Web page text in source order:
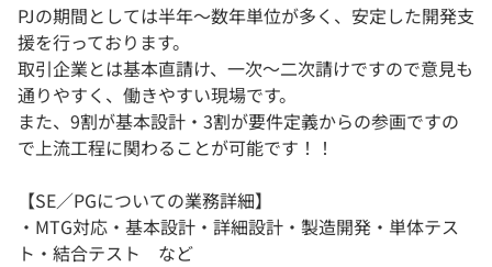
PJの期間としては半年～数年単位が多く、安定した開発支
援を行っております。
取引企業とは基本直請け、一次～二次請けですので意見も
通りやすく、働きやすい現場です。
また、9割が基本設計・3割が要件定義からの参画ですの
で上流工程に関わることが可能です！！
【SE／PGについての業務詳細】
・MTG対応・基本設計・詳細設計・製造開発・単体テス
ト・結合テスト など